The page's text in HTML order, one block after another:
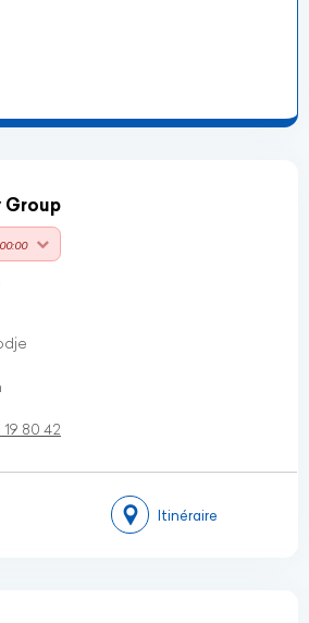
19 80 42
Itinéraire